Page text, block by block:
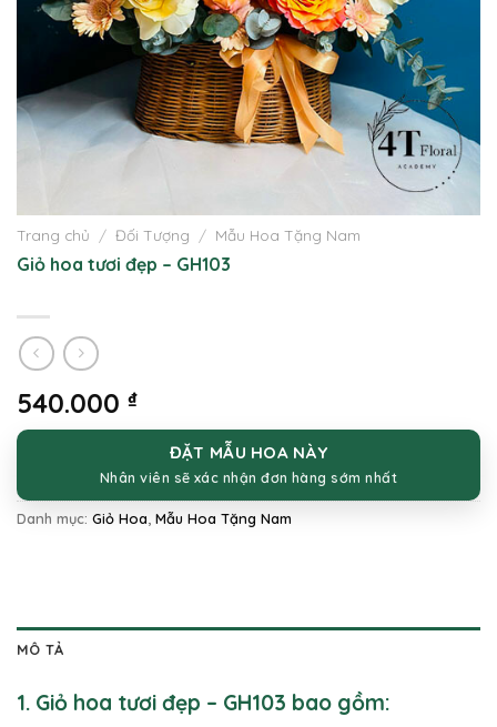
Trang chủ / Đối Tượng / Mẫu Hoa Tặng Nam
Giỏ hoa tươi đẹp – GH103
540.000 ₫
ĐẶT MẪU HOA NÀY
Nhân viên sẽ xác nhận đơn hàng sớm nhất
Danh mục: Giỏ Hoa Mẫu Hoa Tặng Nam
MÔ TẢ
1. Giỏ hoa tươi đẹp – GH103 bao gồm: